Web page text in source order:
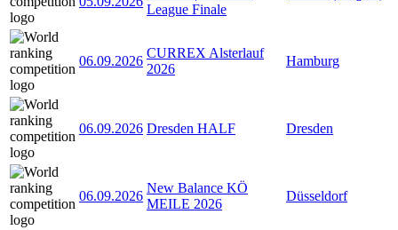
League Finale
06.09.2026
CURREX Alsterlauf
2026
Hamburg
06.09.2026 Dresden HALF Dresden
06.09.2026
New Balance KÖ
MEILE 2026
Düsseldorf